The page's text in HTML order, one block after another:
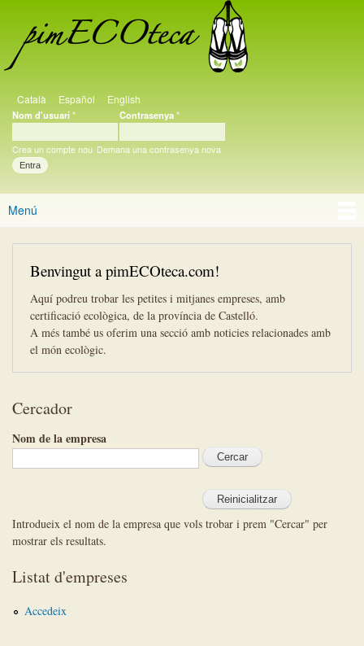
contingut
PimECOteca
Llengües
Català Español English
Inici de sessió d'usuari
Nom d'usuari* Contrasenya*
Crea un compte nou Demana una contrasenya nova
Menú principal
Menú
Benvingut a pimECOteca.com!
Aquí podreu trobar les petites i mitjanes empreses, amb
certificació ecològica, de la província de Castelló.
A més també us oferim una secció amb noticies relacionades amb
el món ecològic.
Cercador
Nom de la empresa
Introdueix el nom de la empresa que vols trobar i prem "Cercar" per
mostrar els resultats.
Listat d'empreses
Accedeix